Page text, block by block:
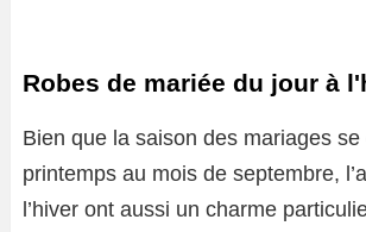
Robes de mariée du jour à
Bien que la saison des mariages se
printemps au mois de septembre,
l’hiver ont aussi un charme